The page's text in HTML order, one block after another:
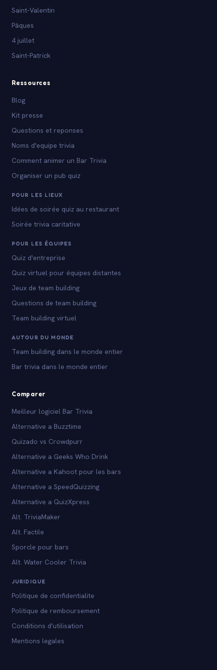
Saint-Valentin
Pâques
4 juillet
Saint-Patrick
Ressources
Blog
Kit presse
Questions et reponses
Noms d'equipe trivia
Comment animer un Bar Trivia
Organiser un pub quiz
POUR LES LIEUX
Idées de soirée quiz au restaurant
Soirée trivia caritative
POUR LES ÉQUIPES
Quiz d'entreprise
Quiz virtuel pour équipes distantes
Jeux de team building
Questions de team building
Team building virtuel
AUTOUR DU MONDE
Team building dans le monde entier
Bar trivia dans le monde entier
Comparer
Meilleur logiciel Bar Trivia
Alternative a Buzztime
Quizado vs Crowdpurr
Alternative a Geeks Who Drink
Alternative a Kahoot pour les bars
Alternative a SpeedQuizzing
Alternative a QuizXpress
Alt. TriviaMaker
Alt. Factile
Sporcle pour bars
Alt. Water Cooler Trivia
JURIDIQUE
Politique de confidentialite
Politique de remboursement
Conditions d'utilisation
Mentions legales